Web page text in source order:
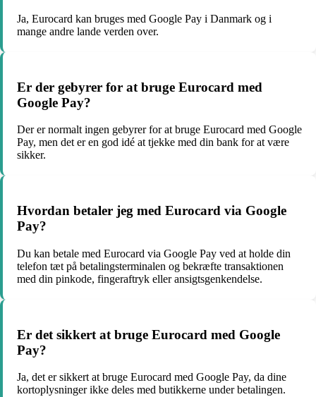
Ja, Eurocard kan bruges med Google Pay i Danmark og i
mange andre lande verden over.
Er der gebyrer for at bruge Eurocard med
Google Pay?
Der er normalt ingen gebyrer for at bruge Eurocard med Google
Pay, men det er en god idé at tjekke med din bank for at være
sikker.
Hvordan betaler jeg med Eurocard via Google
Pay?
Du kan betale med Eurocard via Google Pay ved at holde din
telefon tæt på betalingsterminalen og bekræfte transaktionen
med din pinkode, fingeraftryk eller ansigtsgenkendelse.
Er det sikkert at bruge Eurocard med Google
Pay?
Ja, det er sikkert at bruge Eurocard med Google Pay, da dine
kortoplysninger ikke deles med butikkerne under betalingen.